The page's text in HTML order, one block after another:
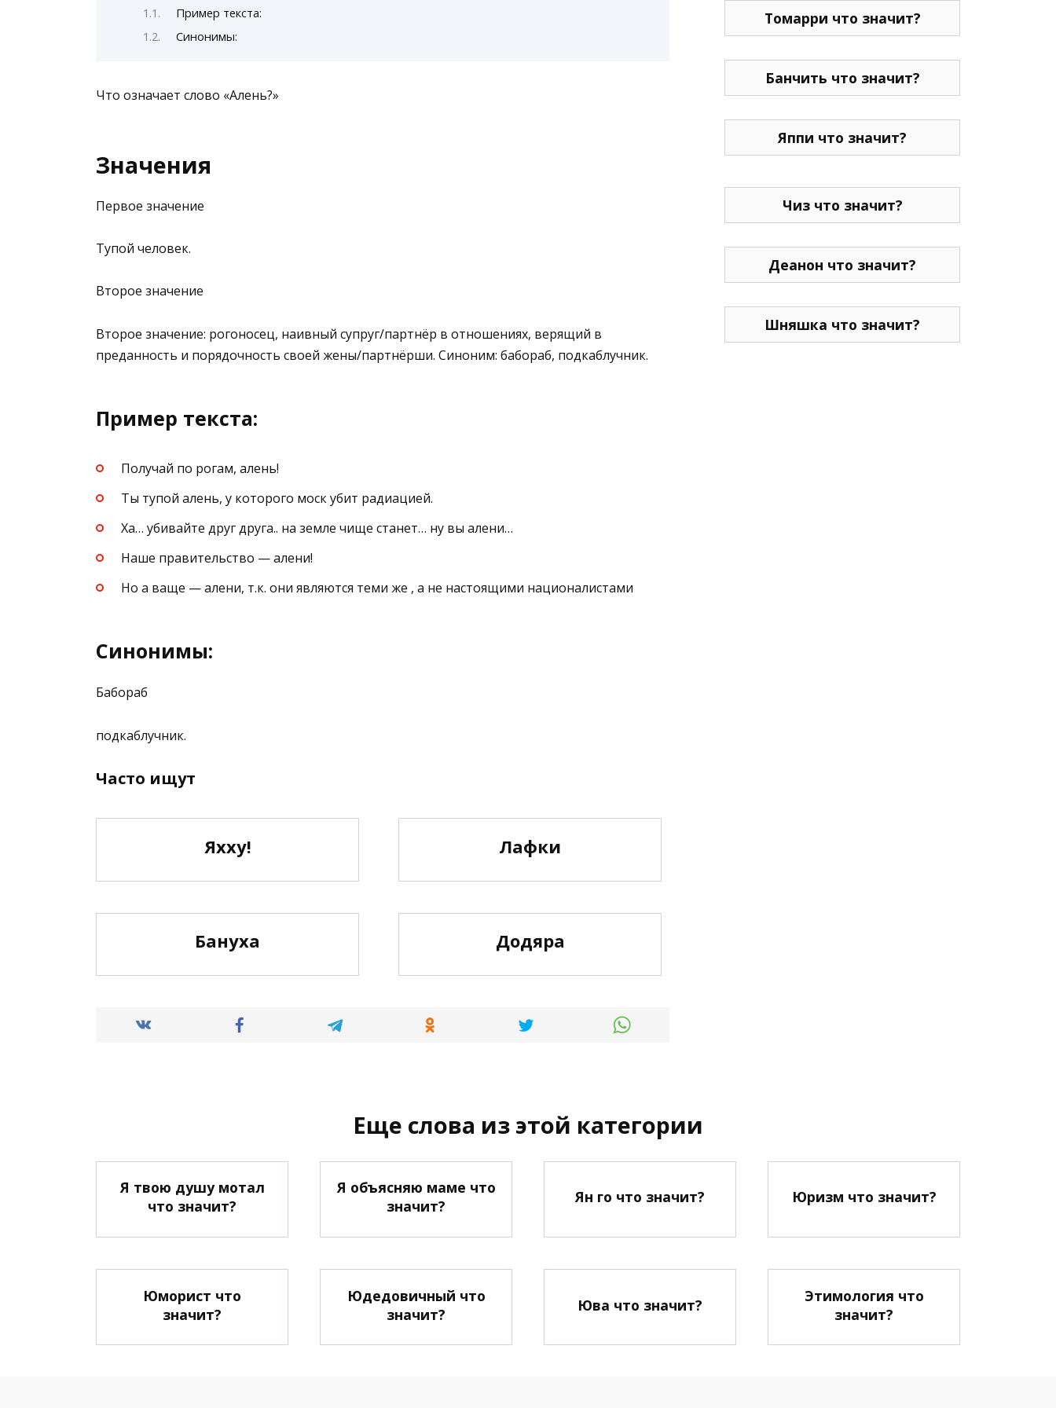
Пример текста:
Синонимы:
Что означает слово «Aлень?»
Значения
Первое значение
Тупой человек.
Второе значение
Второе значение: рогоносец, наивный супруг/партнёр в отношениях, верящий в
преданность и порядочность своей жены/партнёрши. Синоним: бабораб, подкаблучник.
Пример текста:
Получай по рогам, алень!
Ты тупой алень, у которого моск убит радиацией.
Ха… убивайте друг друга.. на земле чище станет… ну вы алени…
Наше правительство — алени!
Но а ваще — алени, т.к. они являются теми же , а не настоящими националистами
Синонимы:
Бабораб
подкаблучник.
Часто ищут
Яхху! Лафки
Бануха Додяра
Томарри что значит?
Банчить что значит?
Яппи что значит?
Чиз что значит?
Деанон что значит?
Шняшка что значит?
Еще слова из этой категории
Я твою душу мотал
что значит?
Я объясняю маме что
значит?
Ян го что значит? Юризм что значит?
Юморист что
значит?
Юдедовичный что
значит?
Юва что значит?
Этимология что
значит?